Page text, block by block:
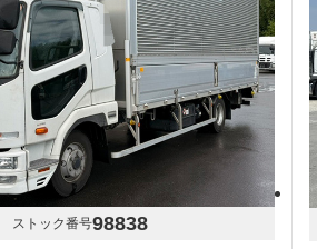
ストック番号98838